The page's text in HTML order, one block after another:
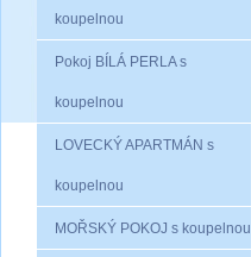
koupelnou
Pokoj BÍLÁ PERLA s
koupelnou
LOVECKÝ APARTMÁN s
koupelnou
MOŘSKÝ POKOJ s koupelnou